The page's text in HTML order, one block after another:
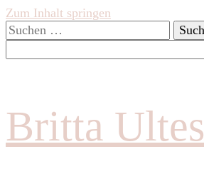
Zum Inhalt springen
Suchen
nach:
Britta Ultes